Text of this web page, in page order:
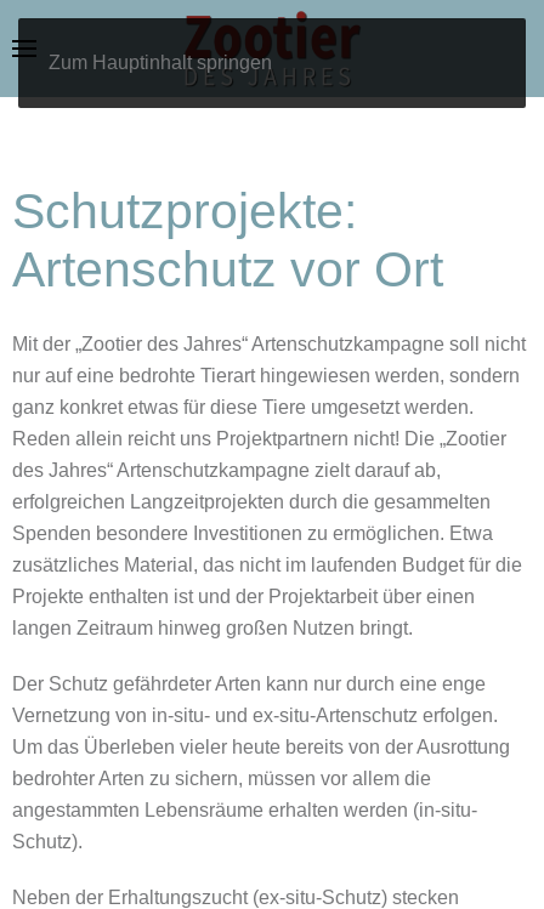
Zum Hauptinhalt springen
Schutzprojekte:
Artenschutz vor Ort
Mit der „Zootier des Jahres“ Artenschutzkampagne soll nicht
nur auf eine bedrohte Tierart hingewiesen werden, sondern
ganz konkret etwas für diese Tiere umgesetzt werden.
Reden allein reicht uns Projektpartnern nicht! Die „Zootier
des Jahres“ Artenschutzkampagne zielt darauf ab,
erfolgreichen Langzeitprojekten durch die gesammelten
Spenden besondere Investitionen zu ermöglichen. Etwa
zusätzliches Material, das nicht im laufenden Budget für die
Projekte enthalten ist und der Projektarbeit über einen
langen Zeitraum hinweg großen Nutzen bringt.
Der Schutz gefährdeter Arten kann nur durch eine enge
Vernetzung von in-situ- und ex-situ-Artenschutz erfolgen.
Um das Überleben vieler heute bereits von der Ausrottung
bedrohter Arten zu sichern, müssen vor allem die
angestammten Lebensräume erhalten werden (in-situ-
Schutz).
Neben der Erhaltungszucht (ex-situ-Schutz) stecken